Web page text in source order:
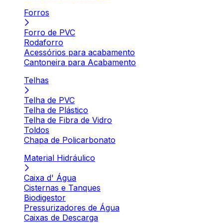
Forros
Forro de PVC
Rodaforro
Acessórios para acabamento
Cantoneira para Acabamento
Telhas
Telha de PVC
Telha de Plástico
Telha de Fibra de Vidro
Toldos
Chapa de Policarbonato
Material Hidráulico
Caixa d' Água
Cisternas e Tanques
Biodigestor
Pressurizadores de Água
Caixas de Descarga